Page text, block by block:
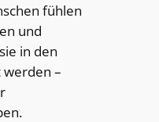
fühlen
und
in den
–